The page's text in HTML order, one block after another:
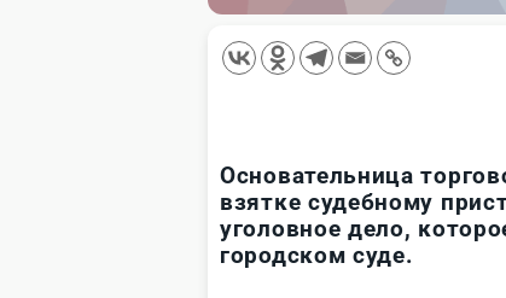
Основательница
взятке судебному
уголовное дело,
городском суде.